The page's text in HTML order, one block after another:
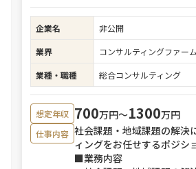
企業名
非公開
業界
コンサルティングファーム
業種・職種
総合コンサルティング
想定年収 700万円〜1300万円
仕事内容 社会課題・地域課題の解決
ィングをお任せするポジシ
■業務内容